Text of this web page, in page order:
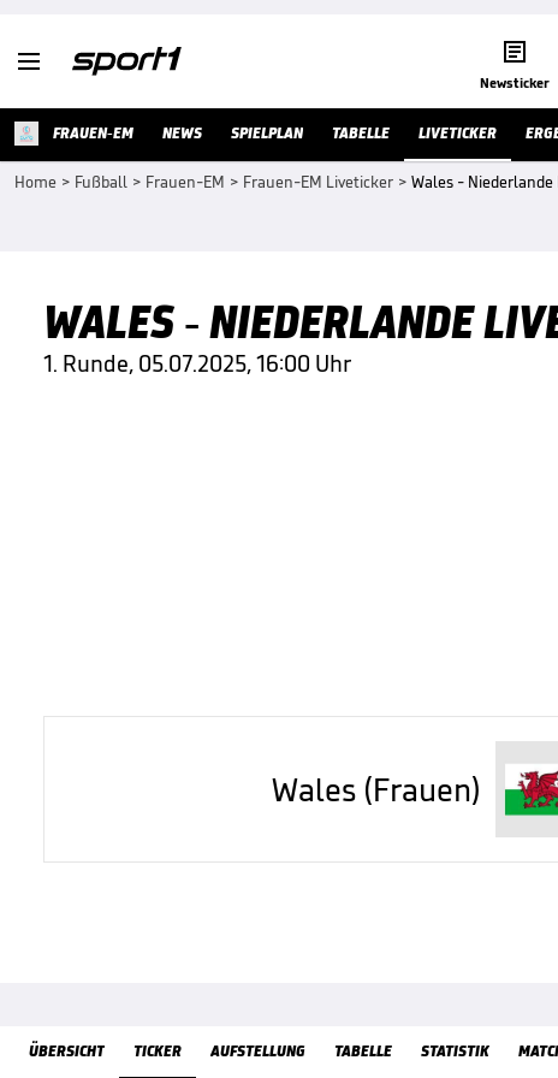
 
Newsticker
FRAUEN-EM NEWS SPIELPLAN TABELLE LIVETICKER
Home > Fußball > Frauen-EM > Frauen-EM Liveticker > Wales -
WALES - NIEDERLANDE
1. Runde, 05.07.2025, 16:00 Uhr
Wales (Frauen)
ÜBERSICHT TICKER AUFSTELLUNG TABELLE STATISTIK
ÜbersichtTicker